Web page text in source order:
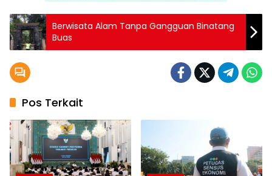
Berwisata Alam Tanpa Gangguan Binatang
Buas
Pos Terkait